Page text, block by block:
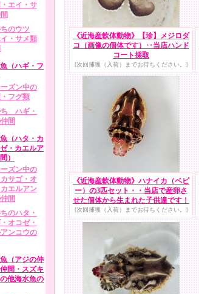
エイ・サ
のウツ
・サメ類
（ハギ・フ
ズン中の
フグ類
ち ハギ・
間
（ハタ・カ
・カエルア
）
ズン中の
サゴ・オ
エルアン
間
のハタ・
オコゼ・
ンコウの
（アジの仲
間・スズキ
他海水魚の
《近海産軟体動物》【珍】メジロダ
コ（画像の個体です）‥当店ハンド
コート採取
[次回捕獲（入荷）までお待ちください。]
《近海産軟体動物》ハナイカ（ベビ
ー）の3匹セット・・当店で産卵さ
せた個体から生まれた子供達です！
[次回捕獲（入荷）までお待ちください。]